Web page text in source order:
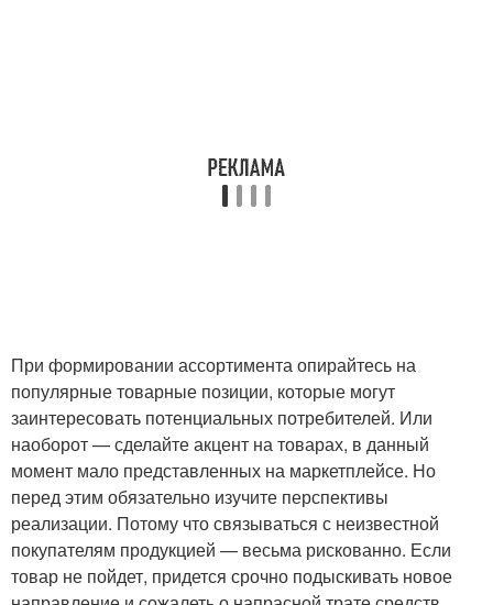
При формировании ассортимента опирайтесь на
популярные товарные позиции, которые могут
заинтересовать потенциальных потребителей. Или
наоборот — сделайте акцент на товарах, в данный
момент мало представленных на маркетплейсе. Но
перед этим обязательно изучите перспективы
реализации. Потому что связываться с неизвестной
покупателям продукцией — весьма рискованно. Если
товар не пойдет, придется срочно подыскивать новое